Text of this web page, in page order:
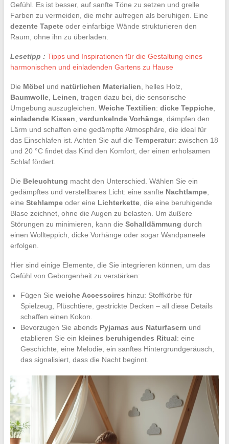
Gefühl. Es ist besser, auf sanfte Töne zu setzen und grelle
Farben zu vermeiden, die mehr aufregen als beruhigen. Eine
dezente Tapeteoder einfarbige Wände strukturieren den
Raum, ohne ihn zu überladen.
Lesetipp : Tipps und Inspirationen für die Gestaltung eines
harmonischen und einladenden Gartens zu Hause
Die Möbel und natürlichen Materialien , helles Holz,
Baumwolle, Leinen , tragen dazu bei, die sensorische
Umgebung auszugleichen. Weiche Textilien: dicke Teppiche,
einladende Kissen verdunkelnde Vorhänge, dämpfen den
Lärm und schaffen eine gedämpfte Atmosphäre, die ideal für
das Einschlafen ist. Achten Sie auf die Temperatur: zwischen 18
und 20 °C findet das Kind den Komfort, der einen erholsamen
Schlaf fördert.
Die Beleuchtung macht den Unterschied. Wählen Sie ein
gedämpftes und verstellbares Licht: eine sanfte Nachtlampe,
eine Stehlampeoder eine Lichterkette, die eine beruhigende
Blase zeichnet, ohne die Augen zu belasten. Um äußere
Störungen zu minimieren, kann die Schalldämmung durch
einen Wollteppich, dicke Vorhänge oder sogar Wandpaneele
erfolgen.
Hier sind einige Elemente, die Sie integrieren können, um das
Gefühl von Geborgenheit zu verstärken:
Fügen Sie weiche Accessoires hinzu: Stoffkörbe für
Spielzeug, Plüschtiere, gestrickte Decken – all diese Details
schaffen einen Kokon.
Bevorzugen Sie abends Pyjamas aus Naturfasern und
etablieren Sie ein kleines beruhigendes Ritual: eine
Geschichte, eine Melodie, ein sanftes Hintergrundgeräusch,
das signalisiert, dass die Nacht beginnt.